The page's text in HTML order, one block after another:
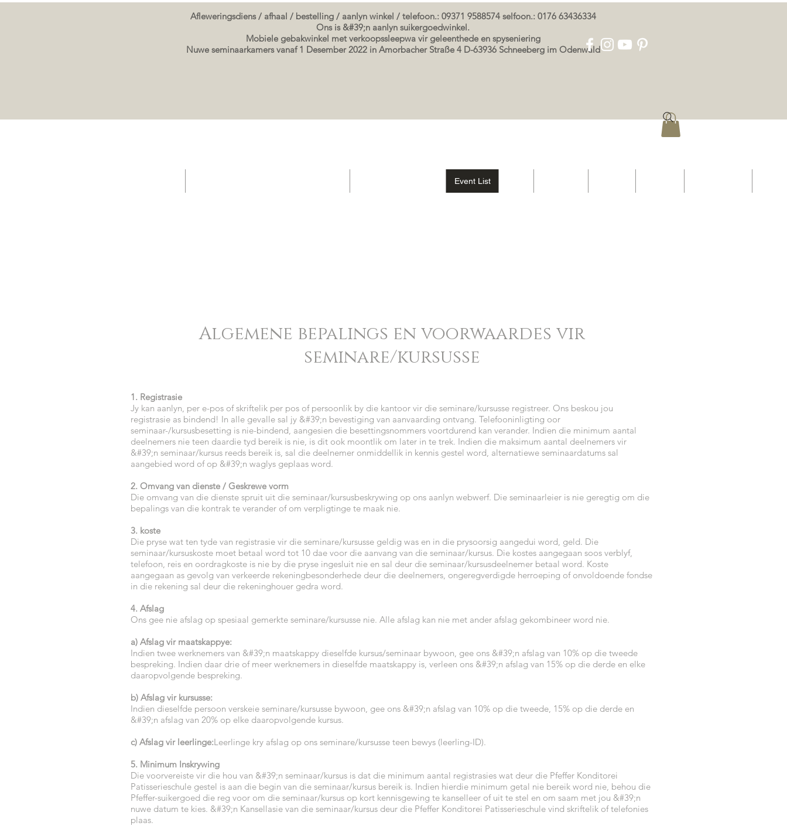
Afleweringsdiens / afhaal / bestelling / aanlyn winkel / telefoon.: 09371 9588574 selfoon.: 0176 63436334
Ons is &#39;n aanlyn suikergoedwinkel.
Mobiele gebakwinkel met verkoopssleepwa vir geleenthede en spyseniering
Nuwe seminaarkamers vanaf 1 Desember 2022 in Amorbacher Straße 4 D-63936 Schneeberg im Odenwald
Event List
Algemene bepalings en voorwaardes vir
seminare/kursusse
1. Registrasie
Jy kan aanlyn, per e-pos of skriftelik per pos of persoonlik by die kantoor vir die seminare/kursusse registreer. Ons beskou jou
registrasie as bindend! In alle gevalle sal jy &#39;n bevestiging van aanvaarding ontvang. Telefooninligting oor
seminaar-/kursusbesetting is nie-bindend, aangesien die besettingsnommers voortdurend kan verander. Indien die minimum aantal
deelnemers nie teen daardie tyd bereik is nie, is dit ook moontlik om later in te trek. Indien die maksimum aantal deelnemers vir
&#39;n seminaar/kursus reeds bereik is, sal die deelnemer onmiddellik in kennis gestel word, alternatiewe seminaardatums sal
aangebied word of op &#39;n waglys geplaas word.
2. Omvang van dienste / Geskrewe vorm
Die omvang van die dienste spruit uit die seminaar/kursusbeskrywing op ons aanlyn webwerf. Die seminaarleier is nie geregtig om die
bepalings van die kontrak te verander of om verpligtinge te maak nie.
3. koste
Die pryse wat ten tyde van registrasie vir die seminare/kursusse geldig was en in die prysoorsig aangedui word, geld. Die
seminaar/kursuskoste moet betaal word tot 10 dae voor die aanvang van die seminaar/kursus. Die kostes aangegaan soos verblyf,
telefoon, reis en oordragkoste is nie by die pryse ingesluit nie en sal deur die seminaar/kursusdeelnemer betaal word. Koste
aangegaan as gevolg van verkeerde rekeningbesonderhede deur die deelnemers, ongeregverdigde herroeping of onvoldoende fondse
in die rekening sal deur die rekeninghouer gedra word.
4. Afslag
Ons gee nie afslag op spesiaal gemerkte seminare/kursusse nie. Alle afslag kan nie met ander afslag gekombineer word nie.
a) Afslag vir maatskappye:
Indien twee werknemers van &#39;n maatskappy dieselfde kursus/seminaar bywoon, gee ons &#39;n afslag van 10% op die tweede
bespreking. Indien daar drie of meer werknemers in dieselfde maatskappy is, verleen ons &#39;n afslag van 15% op die derde en elke
daaropvolgende bespreking.
b) Afslag vir kursusse:
Indien dieselfde persoon verskeie seminare/kursusse bywoon, gee ons &#39;n afslag van 10% op die tweede, 15% op die derde en
&#39;n afslag van 20% op elke daaropvolgende kursus.
c) Afslag vir leerlinge:Leerlinge kry afslag op ons seminare/kursusse teen bewys (leerling-ID).
5. Minimum Inskrywing
Die voorvereiste vir die hou van &#39;n seminaar/kursus is dat die minimum aantal registrasies wat deur die Pfeffer Konditorei
Patisserieschule gestel is aan die begin van die seminaar/kursus bereik is. Indien hierdie minimum getal nie bereik word nie, behou die
Pfeffer-suikergoed die reg voor om die seminaar/kursus op kort kennisgewing te kanselleer of uit te stel en om saam met jou &#39;n
nuwe datum te kies. &#39;n Kansellasie van die seminaar/kursus deur die Pfeffer Konditorei Patisserieschule vind skriftelik of telefonies
plaas.